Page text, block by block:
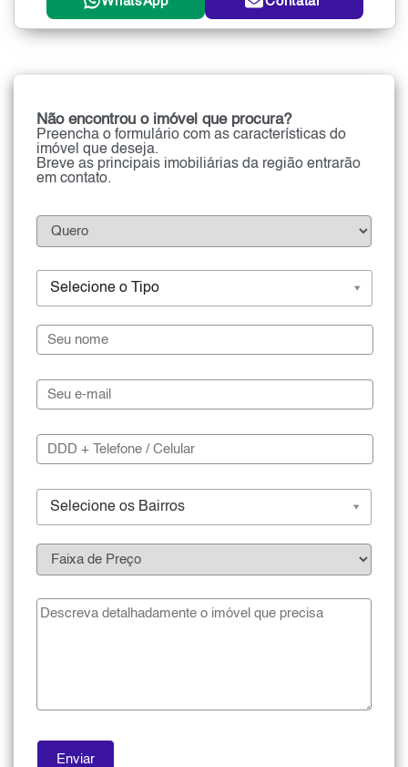
Não encontrou o imóvel que procura?
Preencha o formulário com as características do
imóvel que deseja.
Breve as principais imobiliárias da região entrarão
em contato.
Selecione o Tipo
Selecione os Bairros